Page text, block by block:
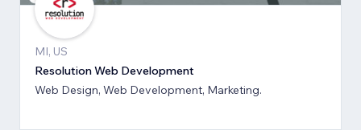
MI, US
Resolution Web Development
Web Design, Web Development, Marketing.